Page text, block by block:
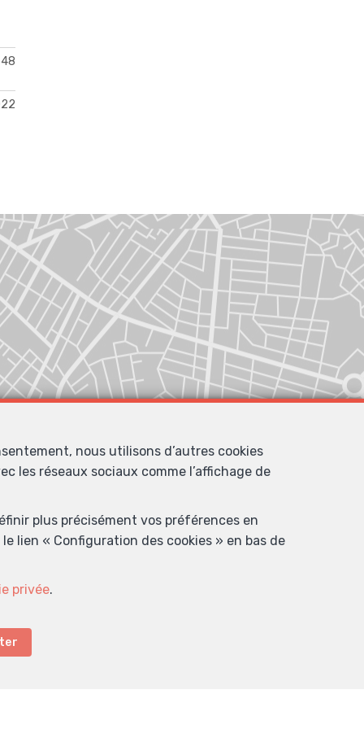
48
nous utilisons d’autres cookies
les réseaux sociaux comme l’affichage de
plus précisément vos préférences en
lien « Configuration des cookies » en bas de
privée.